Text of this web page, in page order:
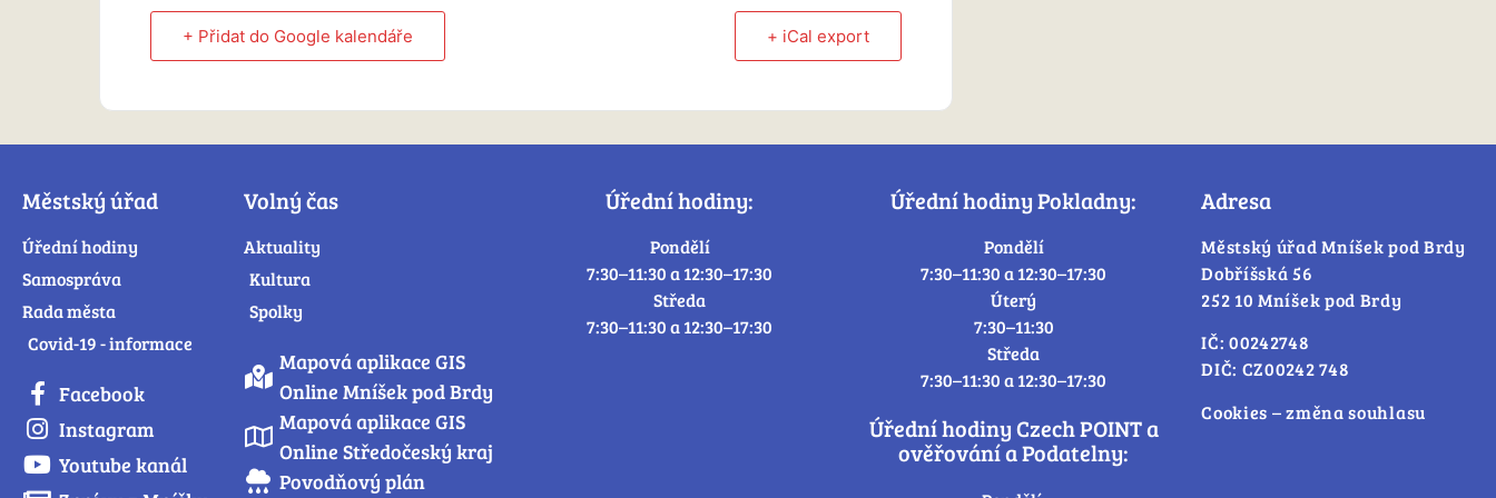
+ Přidat do Google kalendáře + iCal export
Městský úřad
Úřední hodiny
Samospráva
Rada města
Covid-19 - informace
Facebook
Instagram
Youtube kanál
Volný čas
Aktuality
Kultura
Spolky
Mapová aplikace GIS
Online Mníšek pod Brdy
Mapová aplikace GIS
Online Středočeský kraj
Povodňový plán
Úřední hodiny:
Pondělí
7:30–11:30 a 12:30–17:30
Středa
7:30–11:30 a 12:30–17:30
Úřední hodiny Pokladny:
Pondělí
7:30–11:30 a 12:30–17:30
Úterý
7:30–11:30
Středa
7:30–11:30 a 12:30–17:30
Úřední hodiny Czech POINT a
ověřování a Podatelny:
Adresa
Městský úřad Mníšek pod Brdy
Dobříšská 56
252 10 Mníšek pod Brdy
IČ: 00242748
DIČ: CZ00242 748
Cookies – změna souhlasu